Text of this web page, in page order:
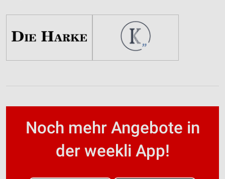
Noch mehr Angebote in
der weekli App!